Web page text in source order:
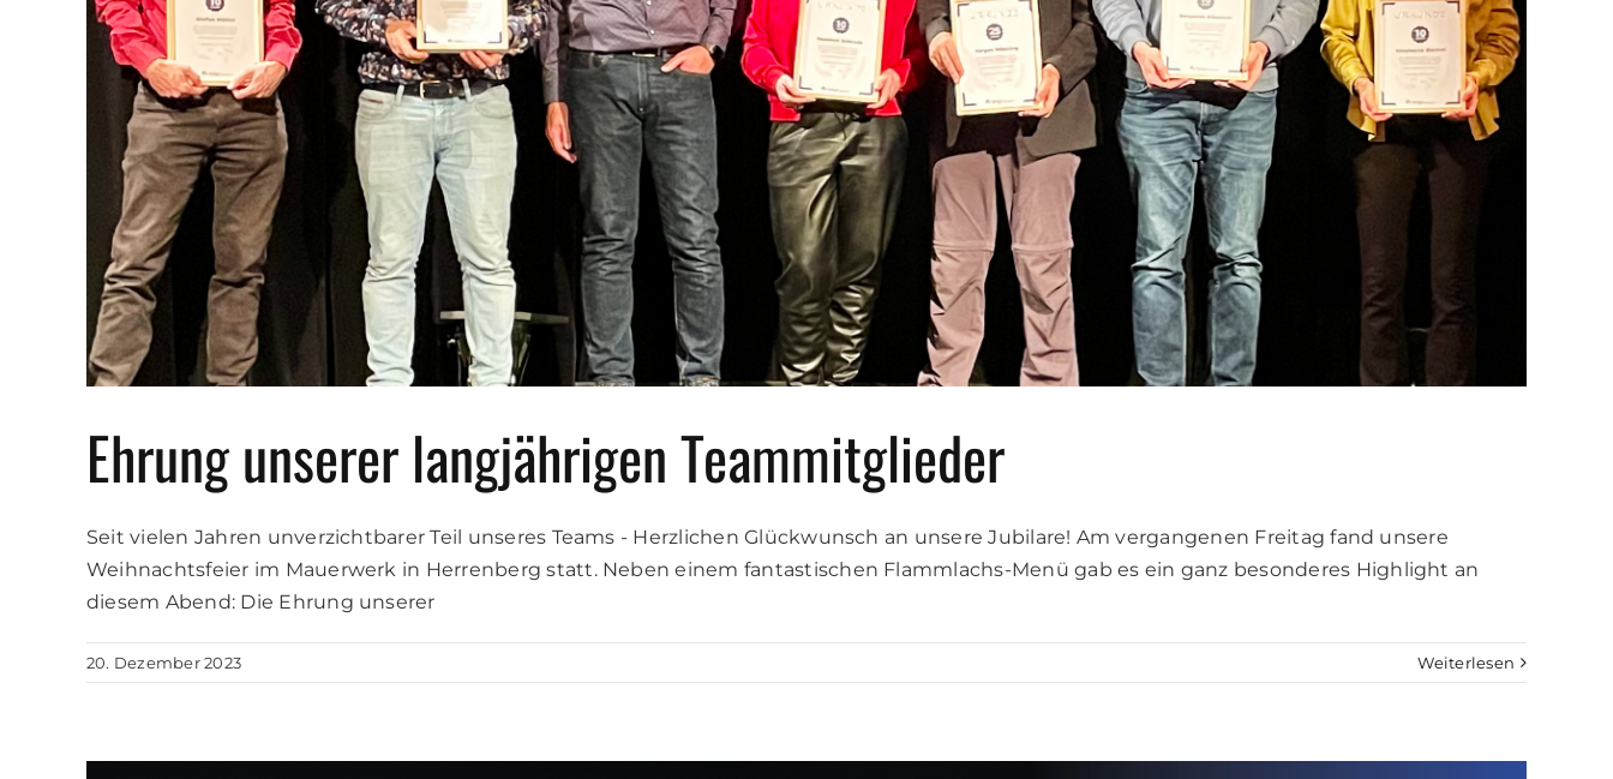
Ehrung unserer langjährigen Teammitglieder
Seit vielen Jahren unverzichtbarer Teil unseres Teams - Herzlichen Glückwunsch an unsere Jubilare! Am vergangenen Freitag fand unsere
Weihnachtsfeier im Mauerwerk in Herrenberg statt. Neben einem fantastischen Flammlachs-Menü gab es ein ganz besonderes Highlight an
diesem Abend: Die Ehrung unserer
20. Dezember 2023 Weiterlesen